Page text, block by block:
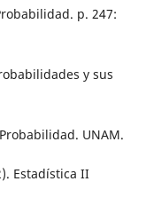
p. 247:
y sus
UNAM.
Estadística II